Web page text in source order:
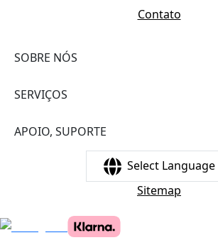
Contato
SOBRE NÓS
SERVIÇOS
APOIO, SUPORTE
Select Language
Sitemap